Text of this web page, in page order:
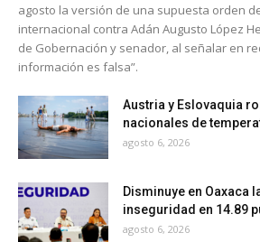
agosto la versión de una supuesta orden
internacional contra Adán Augusto López
de Gobernación y senador, al señalar en
información es falsa”.
Austria y Eslovaquia
nacionales de
agosto 6, 2026
Disminuye en Oaxaca
inseguridad en 14.89
agosto 6, 2026